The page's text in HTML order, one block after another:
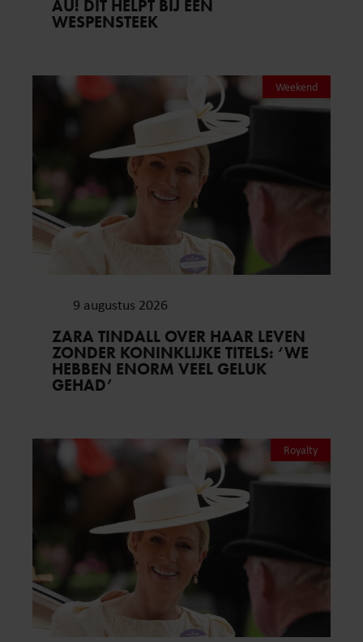
AU! DIT HELPT BIJ EEN
WESPENSTEEK
Weekend
9 augustus 2026
ZARA TINDALL OVER HAAR LEVEN
ZONDER KONINKLIJKE TITELS: ‘WE
HEBBEN ENORM VEEL GELUK
GEHAD’
Royalty